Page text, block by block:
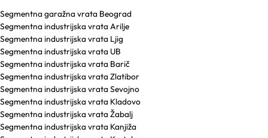
Segmentna garažna vrata Beograd
Segmentna industrijska vrata Arilje
Segmentna industrijska vrata Ljig
Segmentna industrijska vrata UB
Segmentna industrijska vrata Barič
Segmentna industrijska vrata Zlatibor
Segmentna industrijska vrata Sevojno
Segmentna industrijska vrata Kladovo
Segmentna industrijska vrata Žabalj
Segmentna industrijska vrata Kanjiža